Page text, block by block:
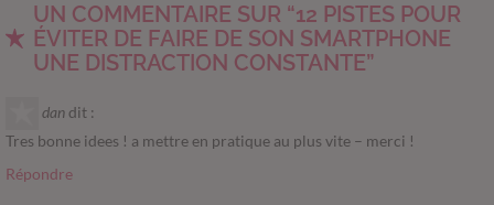
UN COMMENTAIRE SUR “12 PISTES POUR
ÉVITER DE FAIRE DE SON SMARTPHONE
UNE DISTRACTION CONSTANTE”
dan dit :
Tres bonne idees ! a mettre en pratique au plus vite – merci !
Répondre